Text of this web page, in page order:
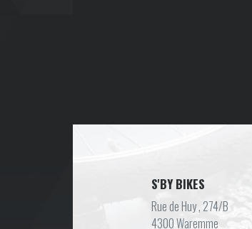
S'BY BIKES
Rue de Huy , 274/B
4300 Waremme